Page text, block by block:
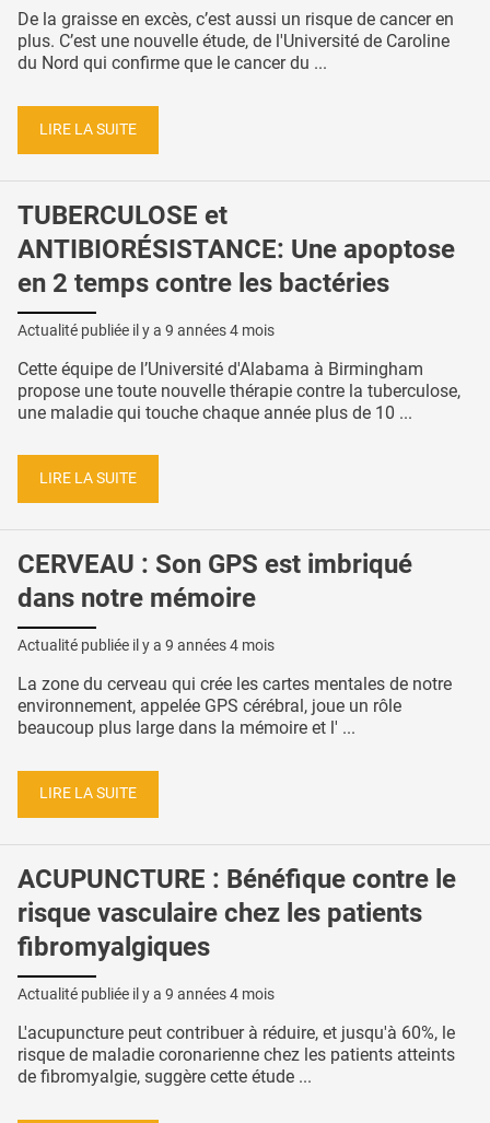
De la graisse en excès, c’est aussi un risque de cancer en
plus. C’est une nouvelle étude, de l'Université de Caroline
du Nord qui confirme que le cancer du ...
LIRE LA SUITE
TUBERCULOSE et
ANTIBIORÉSISTANCE: Une apoptose
en 2 temps contre les bactéries
Actualité publiée il y a 9 années 4 mois
Cette équipe de l’Université d'Alabama à Birmingham
propose une toute nouvelle thérapie contre la tuberculose,
une maladie qui touche chaque année plus de 10 ...
LIRE LA SUITE
CERVEAU : Son GPS est imbriqué
dans notre mémoire
Actualité publiée il y a 9 années 4 mois
La zone du cerveau qui crée les cartes mentales de notre
environnement, appelée GPS cérébral, joue un rôle
beaucoup plus large dans la mémoire et l' ...
LIRE LA SUITE
ACUPUNCTURE : Bénéfique contre le
risque vasculaire chez les patients
fibromyalgiques
Actualité publiée il y a 9 années 4 mois
L'acupuncture peut contribuer à réduire, et jusqu'à 60%, le
risque de maladie coronarienne chez les patients atteints
de fibromyalgie, suggère cette étude ...